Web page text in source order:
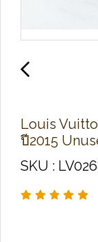
Louis
ปี2015
SKU :